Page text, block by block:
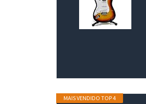
MAIS VENDIDO TOP 4